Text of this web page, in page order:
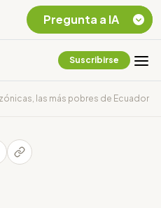
Suscribirse
las más pobres de Ecuador
Pregunta a IA
Chevron Ecuador